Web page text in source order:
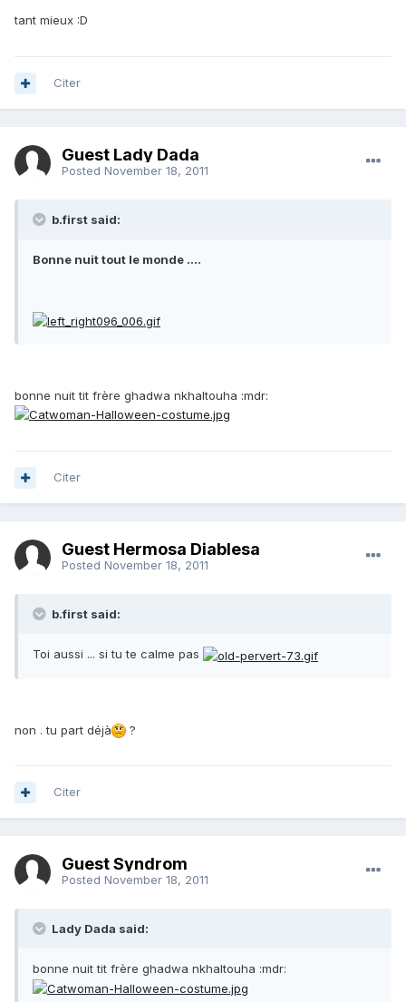
tant mieux :D
Citer
Guest Lady Dada
Posted November 18, 2011
b.first said:
Bonne nuit tout le monde ....
bonne nuit tit frère ghadwa nkhaltouha :mdr:
Citer
Guest Hermosa Diablesa
Posted November 18, 2011
b.first said:
Toi aussi ... si tu te calme pas
non . tu part déjà ?
Citer
Guest Syndrom
Posted November 18, 2011
Lady Dada said:
bonne nuit tit frère ghadwa nkhaltouha :mdr: